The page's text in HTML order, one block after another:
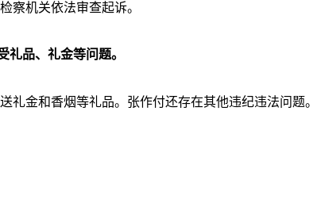
察机关依法审查起诉。
礼品、礼金等问题。
礼金和香烟等礼品。张作付还存在其他违纪违法问题